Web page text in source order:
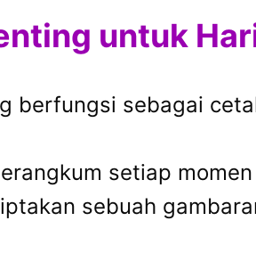
untuk
berfungsi sebagai
setiap
sebuah